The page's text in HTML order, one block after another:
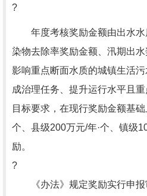
?
年度考核奖励金额由出水水
染物去除率奖励金额、汛期出
影响重点断面水质的城镇生活
成治理任务、提升运行水平且
目标要求，在现行奖励金额基
个、县级200万元/年·个、镇级
励。
?
《办法》规定奖励实行申报